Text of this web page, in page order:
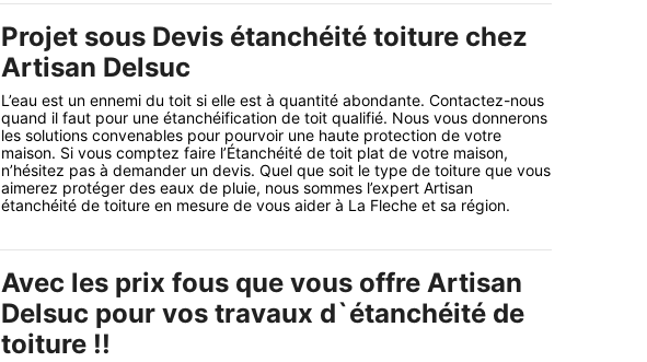
Projet sous Devis étanchéité toiture chez
Artisan Delsuc
L’eau est un ennemi du toit si elle est à quantité abondante. Contactez-nous
quand il faut pour une étanchéification de toit qualifié. Nous vous donnerons
les solutions convenables pour pourvoir une haute protection de votre
maison. Si vous comptez faire l’Étanchéité de toit plat de votre maison,
n’hésitez pas à demander un devis. Quel que soit le type de toiture que vous
aimerez protéger des eaux de pluie, nous sommes l’expert Artisan
étanchéité de toiture en mesure de vous aider à La Fleche et sa région.
Avec les prix fous que vous offre Artisan
Delsuc pour vos travaux d`étanchéité de
toiture !!